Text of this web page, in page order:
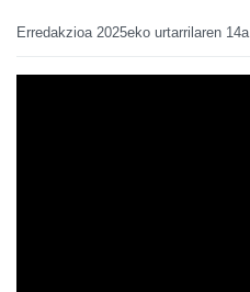
Erredakzioa 2025eko urtarrilaren 14a